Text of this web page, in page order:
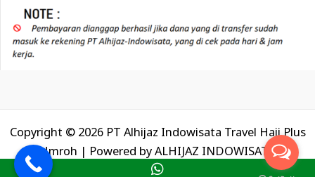
Copyright © 2026 PT Alhijaz Indowisata Travel Haji Plus
Umroh | Powered byALHIJAZ INDOWISATA